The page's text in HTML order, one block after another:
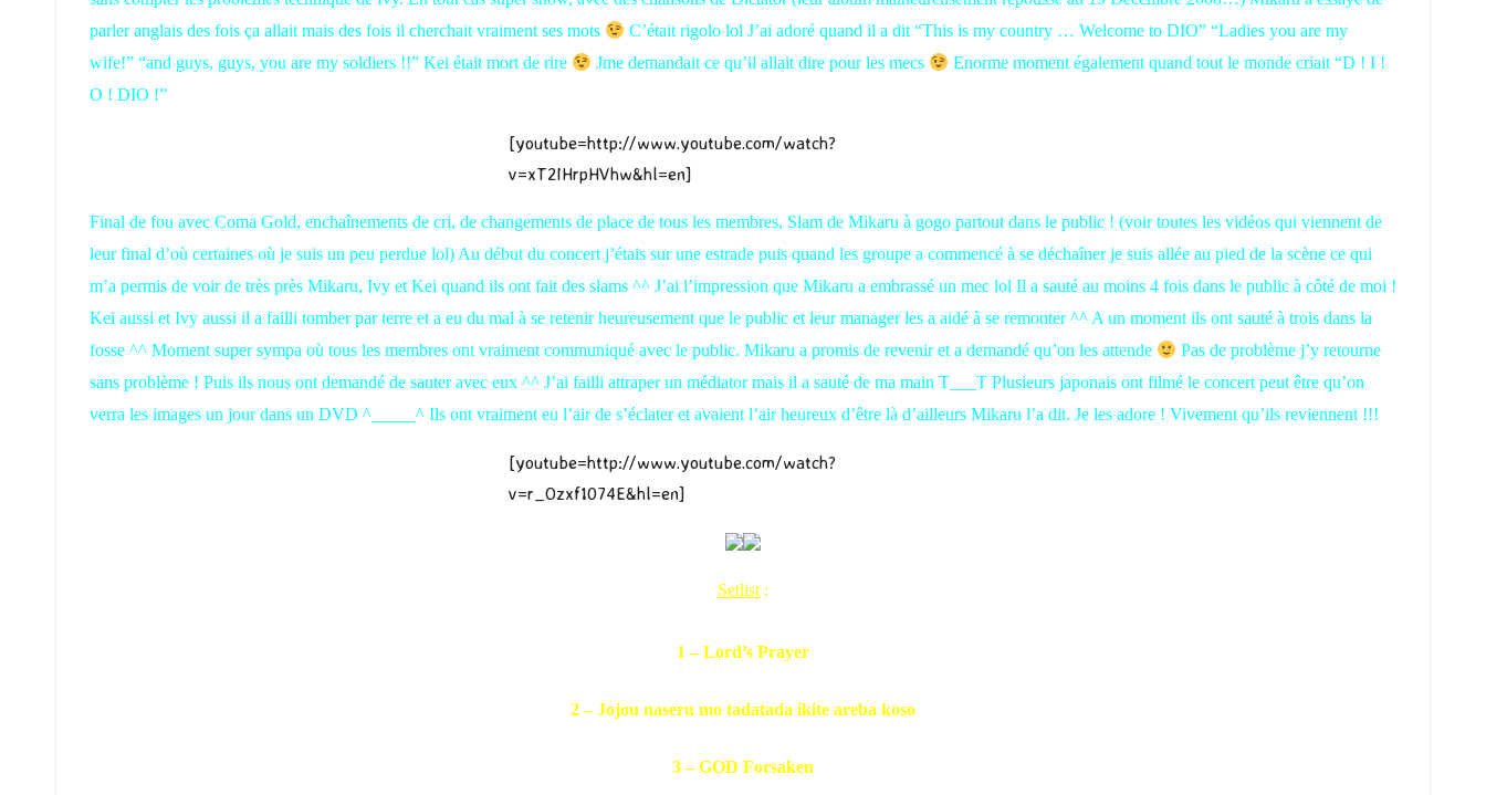
parler anglais des fois ça allait mais des fois il cherchait vraiment ses mots
C’était rigolo lol J’ai adoré quand il a dit “This is my country … Welcome to DIO” “Ladies you are my
wife!” “and guys, guys, you are my soldiers !!” Kei était mort de rire
Jme demandait ce qu’il allait dire pour les mecs
Enorme moment également quand tout le monde criait “D ! I !
O ! DIO !”
[youtube=http://www.youtube.com/watch?
v=xT2IHrpHVhw&hl=en]
Final de fou avec Coma Gold, enchaînements de cri, de changements de place de tous les membres, Slam de Mikaru à gogo partout dans le public ! (voir toutes les vidéos qui viennent de
leur final d’où certaines où je suis un peu perdue lol) Au début du concert j’étais sur une estrade puis quand les groupe a commencé à se déchaîner je suis allée au pied de la scène ce qui
m’a permis de voir de très près Mikaru, Ivy et Kei quand ils ont fait des slams ^^ J’ai l’impression que Mikaru a embrassé un mec lol Il a sauté au moins 4 fois dans le public à côté de moi !
Kei aussi et Ivy aussi il a failli tomber par terre et a eu du mal à se retenir heureusement que le public et leur manager les a aidé à se remonter ^^ A un moment ils ont sauté à trois dans la
fosse ^^ Moment super sympa où tous les membres ont vraiment communiqué avec le public. Mikaru a promis de revenir et a demandé qu’on les attende
Pas de problème j’y retourne
sans problème ! Puis ils nous ont demandé de sauter avec eux ^^ J’ai failli attraper un médiator mais il a sauté de ma main T___T Plusieurs japonais ont filmé le concert peut être qu’on
verra les images un jour dans un DVD ^_____^ Ils ont vraiment eu l’air de s’éclater et avaient l’air heureux d’être là d’ailleurs Mikaru l’a dit. Je les adore ! Vivement qu’ils reviennent !!!
[youtube=http://www.youtube.com/watch?
v=r_Ozxf1074E&hl=en]
Setlist :
1 – Lord’s Prayer
2 – Jojou naseru mo tadatada ikite areba koso
3 – GOD Forsaken